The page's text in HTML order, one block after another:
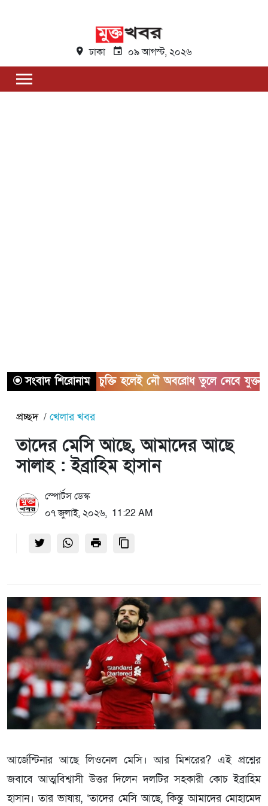
ঢাকা ০৯ আগস্ট, ২০২৬
সংবাদ শিরোনাম
হরমুজ চুক্তি হলেই নৌ অবরোধ তুলে নেবে যুক্তরাষ্ট্র
প্রচ্ছদ খেলার খবর
তাদের মেসি আছে, আমাদের আছে
সালাহ : ইব্রাহিম হাসান
স্পোর্টস ডেস্ক
০৭ জুলাই, ২০২৬, 11:22 AM
আর্জেন্টিনার আছে লিওনেল মেসি। আর মিশরের? এই প্রশ্নের
জবাবে আত্মবিশ্বাসী উত্তর দিলেন দলটির সহকারী কোচ ইব্রাহিম
হাসান। তার ভাষায়, ‘তাদের মেসি আছে, কিন্তু আমাদের মোহামেদ